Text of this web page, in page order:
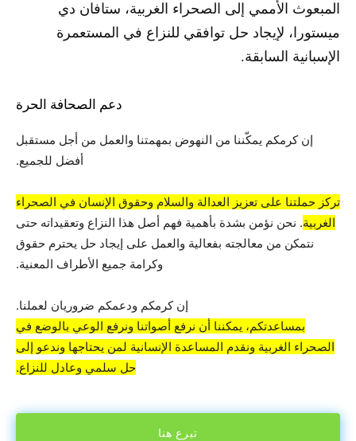
المبعوث الأممي إلى الصحراء الغربية، ستافان دي
ميستورا، لإيجاد حل توافقي للنزاع في المستعمرة
الإسبانية السابقة.
دعم الصحافة الحرة
إن كرمكم يمكّننا من النهوض بمهمتنا والعمل من أجل مستقبل
أفضل للجميع.
تركز حملتنا على تعزيز العدالة والسلام وحقوق الإنسان في الصحراء
الغربية. نحن نؤمن بشدة بأهمية فهم أصل هذا النزاع وتعقيداته حتى
نتمكن من معالجته بفعالية والعمل على إيجاد حل يحترم حقوق
وكرامة جميع الأطراف المعنية.
إن كرمكم ودعمكم ضروريان لعملنا.
بمساعدتكم، يمكننا أن نرفع أصواتنا ونرفع الوعي بالوضع في
الصحراء الغربية ونقدم المساعدة الإنسانية لمن يحتاجها وندعو إلى
حل سلمي وعادل للنزاع.
تبرع هنا